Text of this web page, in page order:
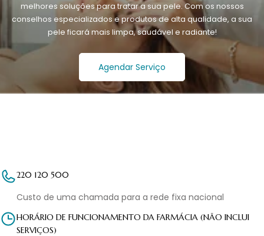
melhores soluções para tratar a sua pele. Com os nossos
conselhos especializados e produtos de alta qualidade, a sua
pele ficará mais limpa, saudável e radiante!
Agendar Serviço
220 120 500
Custo de uma chamada para a rede fixa nacional
HORÁRIO DE FUNCIONAMENTO DA FARMÁCIA (NÃO INCLUI
SERVIÇOS)